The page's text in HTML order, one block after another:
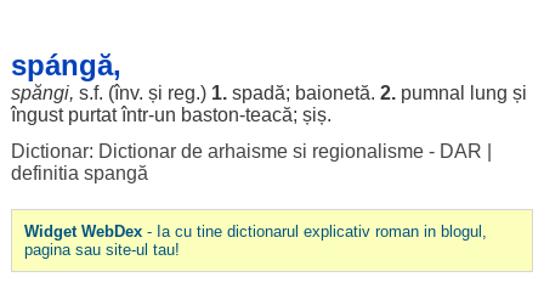
spángă,
spăngi, s.f. (înv. și reg.) 1. spadă; baionetă. 2. pumnal lung și
îngust purtatîntr-un baston-teacă; șiș.
Dictionar: Dictionar de arhaisme si regionalisme - DAR
definitia spangă
Widget WebDex- Ia cu tine dictionarul explicativ roman in blogul,
pagina sau site-ul tau!